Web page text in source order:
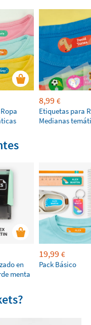
8,99 €
Etiquetas para
Medianas
en
menta
19,99 €
Pack Básico